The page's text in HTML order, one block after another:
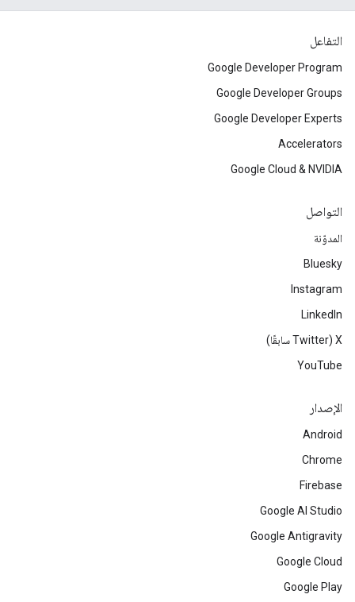
التفاعل
Google Developer Program
Google Developer Groups
Google Developer Experts
Accelerators
Google Cloud & NVIDIA
التواصل
المدوّنة
Bluesky
Instagram
LinkedIn
‫X ‏(Twitter سابقًا)
YouTube
الإصدار
Android
Chrome
Firebase
Google AI Studio
Google Antigravity
Google Cloud
Google Play